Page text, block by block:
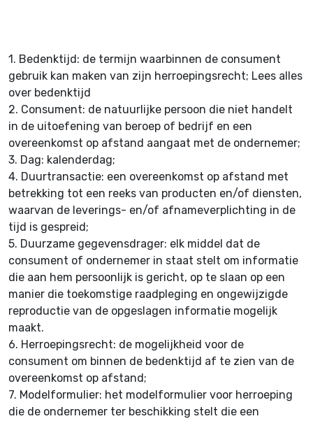
1. Bedenktijd: de termijn waarbinnen de consument
gebruik kan maken van zijn herroepingsrecht; Lees alles
over bedenktijd
2. Consument: de natuurlijke persoon die niet handelt
in de uitoefening van beroep of bedrijf en een
overeenkomst op afstand aangaat met de ondernemer;
3. Dag: kalenderdag;
4. Duurtransactie: een overeenkomst op afstand met
betrekking tot een reeks van producten en/of diensten,
waarvan de leverings- en/of afnameverplichting in de
tijd is gespreid;
5. Duurzame gegevensdrager: elk middel dat de
consument of ondernemer in staat stelt om informatie
die aan hem persoonlijk is gericht, op te slaan op een
manier die toekomstige raadpleging en ongewijzigde
reproductie van de opgeslagen informatie mogelijk
maakt.
6. Herroepingsrecht: de mogelijkheid voor de
consument om binnen de bedenktijd af te zien van de
overeenkomst op afstand;
7. Modelformulier: het modelformulier voor herroeping
die de ondernemer ter beschikking stelt die een